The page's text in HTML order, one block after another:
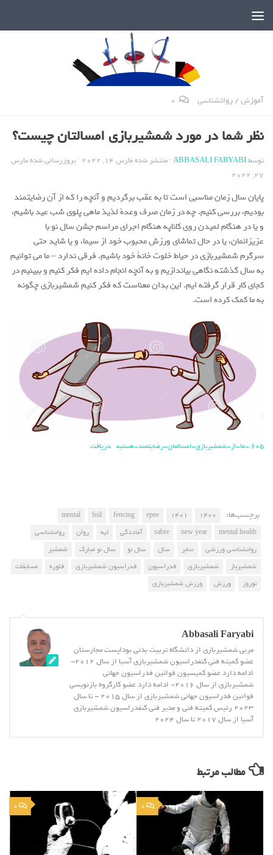
آموزش/ روانشناسی 0
نظر شما در مورد شمشیربازی امسالتان چیست؟
توسطABBASALI FARYABI · منتشر شدهمارس 14, 2022 · بروزرسانی شدهمارس
27, 2022
پایان سال زمان مناسبی است تا به عقب برگردیم و آنچه را که از آن رضایتمند
بودیم، بررسی کنیم. چه در زمان صرف وعدة لذیذ ماهی پلوی شب عید باشیم،
و یا در هنگام لمیدن روی کاناپه هنگام اجرای مراسم جشن سال نو با
عزیزانمان، یا در حال تماشای ورزش محبوب خود از سیما، و یا شاید حتی
سرگرم شمشیربازی در حیاط خلوت خانة خود باشیم. فرقی ندارد – ما می توانیم
به سال گذشته نگاهی بیاندازیم و به آنچه انجام داده ایم فکر کنیم و ببینیم در
کجای کار قرار گرفته ایم. این بدان معناست که فکر کنیم شمشیربازی چگونه
به ما کمک کرده است.
605.-ما-از-شمشیربازی-امسالمان-رضایتمند-هستیم دریافت
برچسب‌ها: 1400
1401
epee
fencing
foil
mental
mental health
new year
sabre آماددگی اپه روان
روانشناسی
روانشناسی ورزشی
سابر سال سال نو سال نو مبارک
شمشیر
شمشیرباز
شمشیربازی فدراسیون فدراسیون شمشیربازی فلوره
مسابقات
نوروز
ورزش ورزش شمشیربازی
Abbasali Faryabi
مربی شمشیربازی از دانشگاه تربیت بدنی بوداپست مجارستان
عضو کمیته فنی کنفدراسیون شمشیربازی آسیا از سال 2012-
ادامه دارد عضو کمیسیون قوانین فدراسیون جهانی
شمشیربازی از سال 2016- ادامه دارد عضو کارگروه بازنویسی
قوانین فدراسیون جهانی شمشیربازی از سال 2015 - تا سال
2023 رئیس کمیته فنی و مدیر فنی کنفدراسیون شمشیربازی
آسیا از سال 2017 تا سال 2024
مطالب مرتبط
0
0